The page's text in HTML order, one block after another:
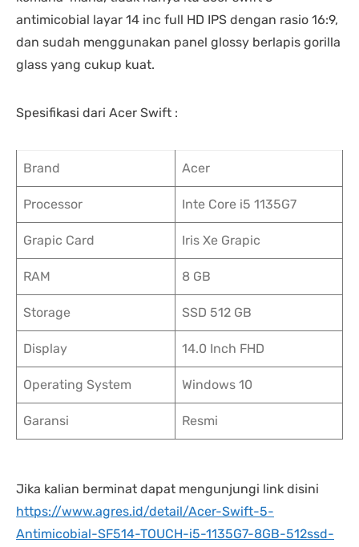
antimicobial layar 14 inc full HD IPS dengan rasio 16:9,
dan sudah menggunakan panel glossy berlapis gorilla
glass yang cukup kuat.
Spesifikasi dari Acer Swift :
Brand Acer
Processor Inte Core i5 1135G7
Grapic Card Iris Xe Grapic
RAM 8 GB
Storage SSD 512 GB
Display 14.0 Inch FHD
Operating System Windows 10
Garansi Resmi
Jika kalian berminat dapat mengunjungi link disini
https://www.agres.id/detail/Acer-Swift-5-
Antimicobial-SF514-TOUCH-i5-1135G7-8GB-512ssd-